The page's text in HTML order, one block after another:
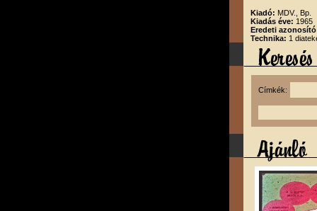
Kiadó: MDV., Bp.
Kiadás éve: 1965
Eredeti
Technika: 1
Címkék: